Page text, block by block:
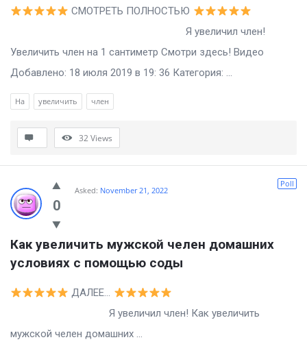
СМОТРЕТЬ ПОЛНОСТЬЮ
Я увеличил член!
Увеличить член на 1 сантиметр Смотри здесь! Видео
Добавлено: 18 июля 2019 в 19: 36 Категория: ...
На увеличить член
32Views
0
Poll
Asked: November 21, 2022
Как увеличить мужской челен домашних
условиях с помощью соды
ДАЛЕЕ…
Я увеличил член! Как увеличить
мужской челен домашних ...